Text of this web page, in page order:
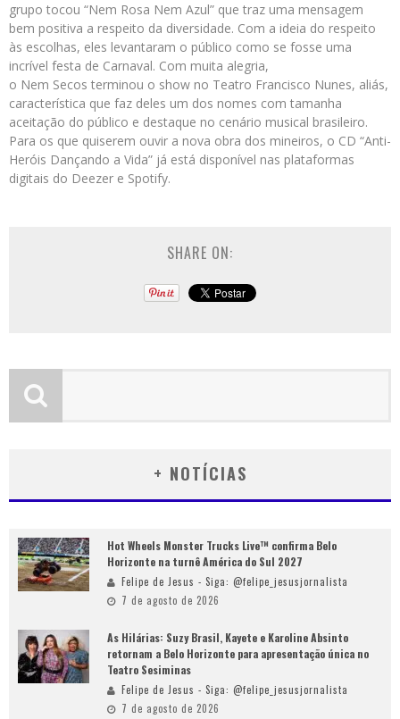
grupo tocou “Nem Rosa Nem Azul” que traz uma mensagem
bem positiva a respeito da diversidade. Com a ideia do respeito
às escolhas, eles levantaram o público como se fosse uma
incrível festa de Carnaval. Com muita alegria,
o Nem Secos terminou o show no Teatro Francisco Nunes, aliás,
característica que faz deles um dos nomes com tamanha
aceitação do público e destaque no cenário musical brasileiro.
Para os que quiserem ouvir a nova obra dos mineiros, o CD “Anti-
Heróis Dançando a Vida” já está disponível nas plataformas
digitais do Deezer e Spotify.
SHARE ON:
+ NOTÍCIAS
Hot Wheels Monster Trucks Live™ confirma Belo
Horizonte na turnê América do Sul 2027
Felipe de Jesus - Siga: @felipe_jesusjornalista
7 de agosto de 2026
As Hilárias: Suzy Brasil, Kayete e Karoline Absinto
retornam a Belo Horizonte para apresentação única no
Teatro Sesiminas
Felipe de Jesus - Siga: @felipe_jesusjornalista
7 de agosto de 2026